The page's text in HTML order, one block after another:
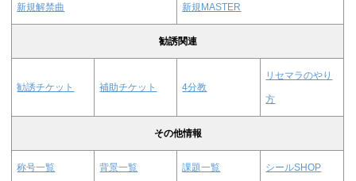
新規解禁曲 新規MASTER
勧誘関連
勧誘チケット 補助チケット 4分教
リセマラのやり
方
その他情報
称号一覧 背景一覧 課題一覧 シールSHOP